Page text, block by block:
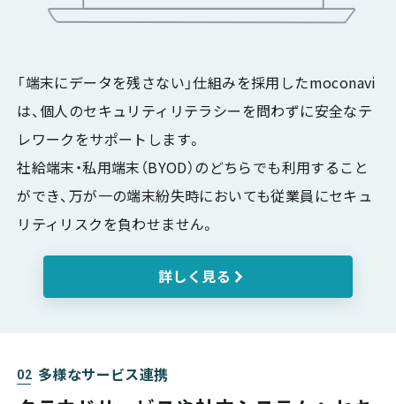
「端末にデータを残さない」仕組みを採用したmoconavi
は、個人のセキュリティリテラシーを問わずに安全なテ
レワークをサポートします。
社給端末・私用端末（BYOD）のどちらでも利用すること
ができ、万が一の端末紛失時においても従業員にセキュ
リティリスクを負わせません。
詳しく見る
02 多様なサービス連携